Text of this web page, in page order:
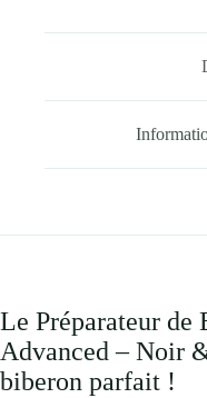
Le Préparateur de
Advanced – Noir
biberon parfait !